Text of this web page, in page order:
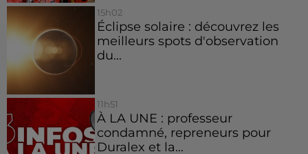
15h02
Éclipse solaire : découvrez les
meilleurs spots d'observation
du...
11h51
À LA UNE : professeur
condamné, repreneurs pour
Duralex et la...